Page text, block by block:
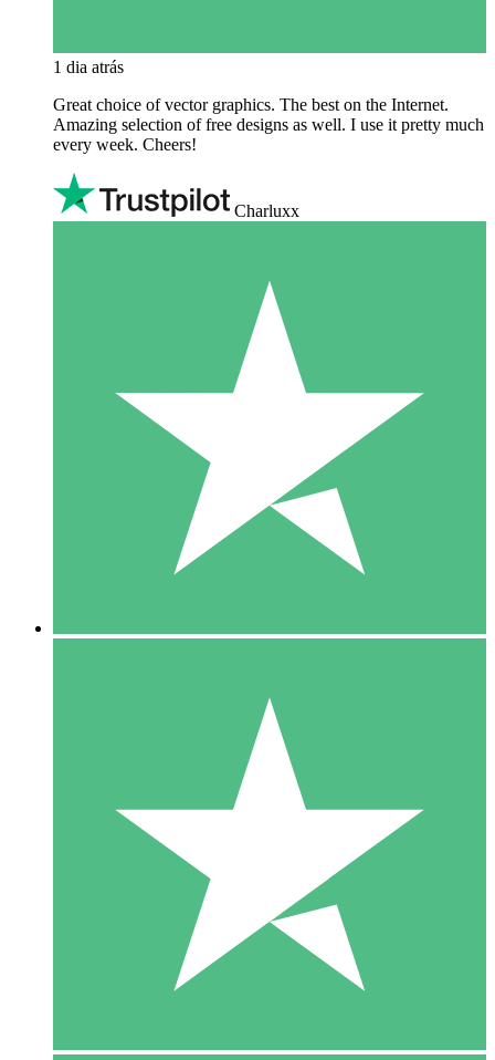
1 dia atrás
Great choice of vector graphics. The best on the Internet.
Amazing selection of free designs as well. I use it pretty much
every week. Cheers!
Charluxx